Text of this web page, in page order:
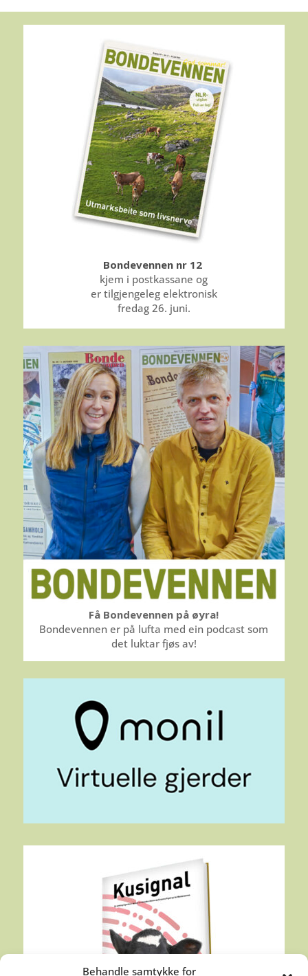
Behandle samtykke for
Bondevennen nr 12
kjem i postkassane og
er tilgjengeleg elektronisk
fredag 26. juni.
Få Bondevennen på øyra!
Bondevennen er på lufta med ein podcast som
det luktar fjøs av!